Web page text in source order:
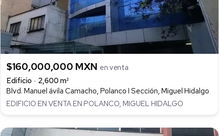
$160,000,000 MXN en venta
Edificio
2,600 m²
Blvd. Manuel ávila Camacho, Polanco I Sección, Miguel Hidalgo
EDIFICIO EN VENTA EN POLANCO, MIGUEL HIDALGO